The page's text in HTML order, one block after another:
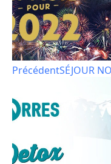
PrécédentSÉJOUR